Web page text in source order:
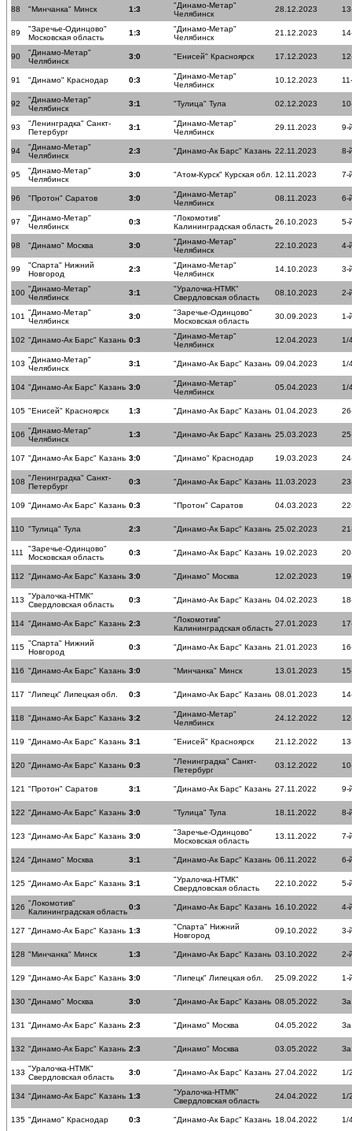
88 "Минчанка" Минск 1:3
"Динамо-Метар"
Челябинск
28.12.2023
89
"Заречье-Одинцово"
Московская область
1:3
"Динамо-Метар"
Челябинск
21.12.2023
90
"Динамо-Метар"
Челябинск
3:0 "Енисей" Красноярск 17.12.2023
91 "Динамо" Краснодар 0:3
"Динамо-Метар"
Челябинск
10.12.2023
92
"Динамо-Метар"
Челябинск
3:1 "Тулица" Тула 02.12.2023
93
"Ленинградка" Санкт-
Петербург
3:1
"Динамо-Метар"
Челябинск
29.11.2023 9-
94
"Динамо-Метар"
Челябинск
2:3 "Динамо-Ак Барс" Казань 22.11.2023 8-
95
"Динамо-Метар"
Челябинск
3:0 "Атом-Курск" Курская обл. 12.11.2023 7-
96 "Протон" Саратов 3:0
"Динамо-Метар"
Челябинск
08.11.2023 6-
97
"Динамо-Метар"
Челябинск
0:3
"Локомотив"
Калининградская область
26.10.2023 5-
98 "Динамо" Москва 3:0
"Динамо-Метар"
Челябинск
22.10.2023 4-
99
"Спарта" Нижний
Новгород
2:3
"Динамо-Метар"
Челябинск
14.10.2023 3-
100 "Динамо-Метар"
Челябинск
3:1
"Уралочка-НТМК"
Свердловская область
08.10.2023 2-
101 "Динамо-Метар"
Челябинск
3:0
"Заречье-Одинцово"
Московская область
30.09.2023 1-
102 "Динамо-Ак Барс" Казань 0:3
"Динамо-Метар"
Челябинск
12.04.2023 1/
103 "Динамо-Метар"
Челябинск
3:1 "Динамо-Ак Барс" Казань 09.04.2023 1/
104 "Динамо-Ак Барс" Казань 3:0
"Динамо-Метар"
Челябинск
05.04.2023 1/
105 "Енисей" Красноярск 1:3 "Динамо-Ак Барс" Казань 01.04.2023
106 "Динамо-Метар"
Челябинск
1:3 "Динамо-Ак Барс" Казань 25.03.2023
107 "Динамо-Ак Барс" Казань 3:0 "Динамо" Краснодар 19.03.2023
108 "Ленинградка" Санкт-
Петербург
0:3 "Динамо-Ак Барс" Казань 11.03.2023
109 "Динамо-Ак Барс" Казань 0:3 "Протон" Саратов 04.03.2023
110 "Тулица" Тула 2:3 "Динамо-Ак Барс" Казань 25.02.2023
111
"Заречье-Одинцово"
Московская область
0:3 "Динамо-Ак Барс" Казань 19.02.2023
112 "Динамо-Ак Барс" Казань 3:0 "Динамо" Москва 12.02.2023
113 "Уралочка-НТМК"
Свердловская область
0:3 "Динамо-Ак Барс" Казань 04.02.2023
114 "Динамо-Ак Барс" Казань 2:3
"Локомотив"
Калининградская область
27.01.2023
115 "Спарта" Нижний
Новгород
0:3 "Динамо-Ак Барс" Казань 21.01.2023
116 "Динамо-Ак Барс" Казань 3:0 "Минчанка" Минск 13.01.2023
117 "Липецк" Липецкая обл. 0:3 "Динамо-Ак Барс" Казань 08.01.2023
118 "Динамо-Ак Барс" Казань 3:2
"Динамо-Метар"
Челябинск
24.12.2022
119 "Динамо-Ак Барс" Казань 3:1 "Енисей" Красноярск 21.12.2022
120 "Динамо-Ак Барс" Казань 0:3
"Ленинградка" Санкт-
Петербург
03.12.2022
121 "Протон" Саратов 3:1 "Динамо-Ак Барс" Казань 27.11.2022 9-
122 "Динамо-Ак Барс" Казань 3:0 "Тулица" Тула 18.11.2022 8-
123 "Динамо-Ак Барс" Казань 3:0
"Заречье-Одинцово"
Московская область
13.11.2022 7-
124 "Динамо" Москва 3:1 "Динамо-Ак Барс" Казань 06.11.2022 6-
125 "Динамо-Ак Барс" Казань 3:1
"Уралочка-НТМК"
Свердловская область
22.10.2022 5-
126 "Локомотив"
Калининградская область
0:3 "Динамо-Ак Барс" Казань 16.10.2022 4-
127 "Динамо-Ак Барс" Казань 1:3
"Спарта" Нижний
Новгород
09.10.2022 3-
128 "Минчанка" Минск 1:3 "Динамо-Ак Барс" Казань 03.10.2022 2-
129 "Динамо-Ак Барс" Казань 3:0 "Липецк" Липецкая обл. 25.09.2022 1-
130 "Динамо" Москва 3:0 "Динамо-Ак Барс" Казань 08.05.2022
131 "Динамо-Ак Барс" Казань 2:3 "Динамо" Москва 04.05.2022
132 "Динамо-Ак Барс" Казань 2:3 "Динамо" Москва 03.05.2022
133 "Уралочка-НТМК"
Свердловская область
3:0 "Динамо-Ак Барс" Казань 27.04.2022 1/
134 "Динамо-Ак Барс" Казань 1:3
"Уралочка-НТМК"
Свердловская область
24.04.2022 1/
135 "Динамо" Краснодар 0:3 "Динамо-Ак Барс" Казань 18.04.2022 1/